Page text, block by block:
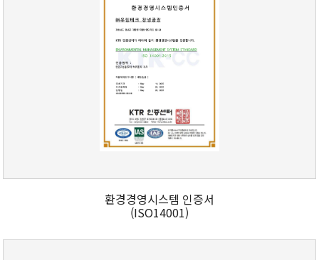
환경경영시스템 인증서
(ISO14001)